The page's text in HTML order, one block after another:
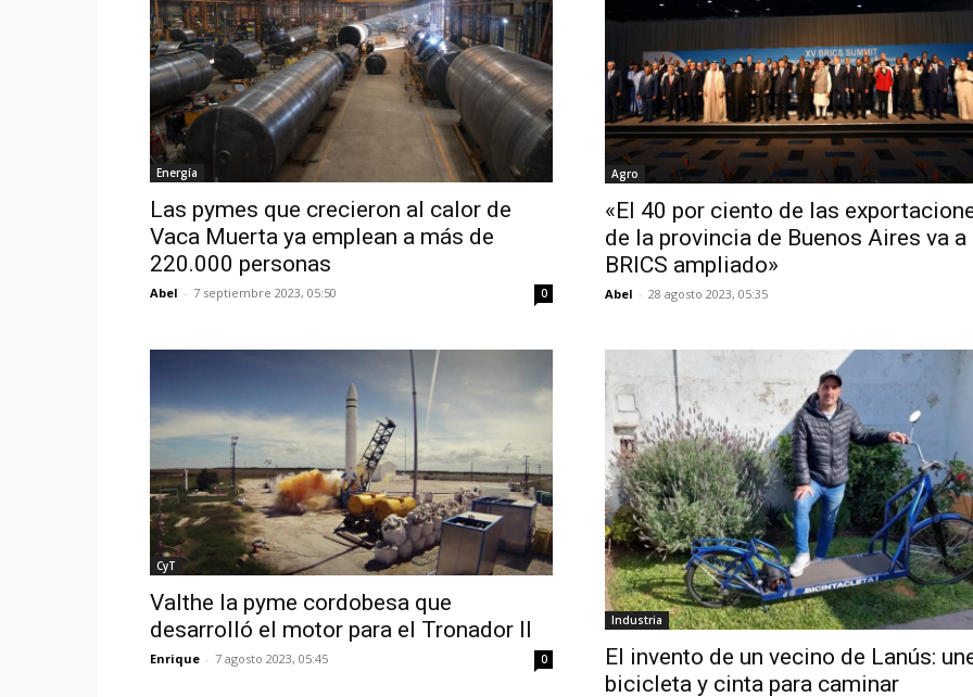
Energía
Las pymes que crecieron al calor de
Vaca Muerta ya emplean a más de
220.000 personas
Abel - 7 septiembre 2023, 05:50 0
Agro
«El 40 por ciento de las
de la provincia de Buenos Aires va
BRICS ampliado»
Abel - 28 agosto 2023, 05:35
CyT
Valthe la pyme cordobesa que
desarrolló el motor para el Tronador II
Enrique - 7 agosto 2023, 05:45 0
Industria
El invento de un vecino de Lanús:
bicicleta y cinta para caminar